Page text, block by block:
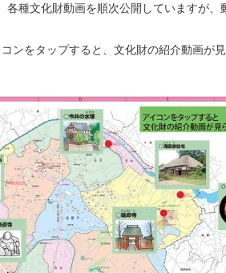
種文化財動画を順次公開していますが
ンをタップすると、文化財の紹介動画が